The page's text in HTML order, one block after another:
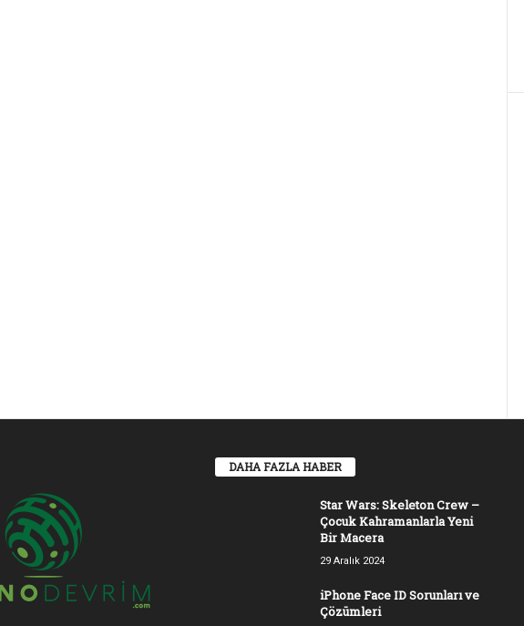
DAHA FAZLA HABER
Star Wars: Skeleton Crew –
Çocuk Kahramanlarla Yeni
Bir Macera
29 Aralık 2024
iPhone Face ID Sorunları ve
Çözümleri